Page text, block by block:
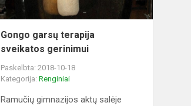
Gongo garsų terapija
sveikatos gerinimui
Paskelbta: 2018-10-18
Kategorija:Renginiai
Ramučių gimnazijos aktų salėje